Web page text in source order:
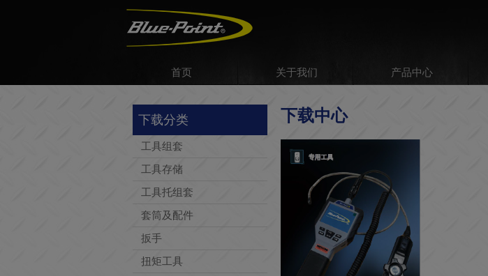
首页
关于我们 产品中心
下载分类
工具组套
工具存储
工具托组套
套筒及配件
扳手
扭矩工具
下载中心